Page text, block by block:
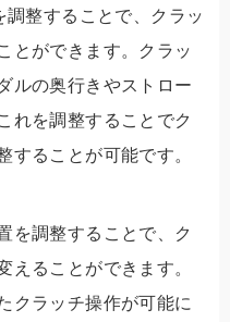
整することで、クラッ
とができます。クラッ
ルの奥行きやストロー
れを調整することでク
ることが可能です。
を調整することで、ク
ることができます。
クラッチ操作が可能に